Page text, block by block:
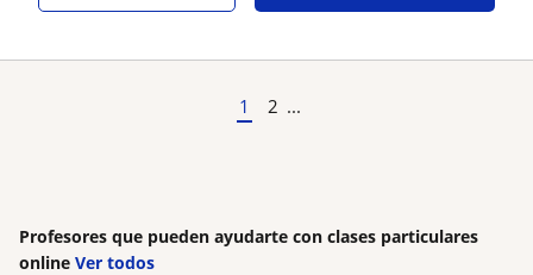
1 2 ...
Profesores que pueden ayudarte con clases particulares
online Ver todos